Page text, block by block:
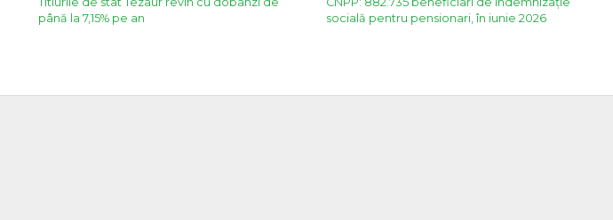
până la 7,15% pe an
socială pentru pensionari, în iunie 2026